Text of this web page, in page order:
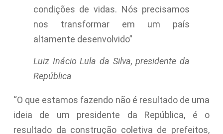
condições de vidas. Nós precisamos
nos transformar em um país
altamente desenvolvido”
Luiz Inácio Lula da Silva, presidente da
República
“O que estamos fazendo não é resultado de uma
ideia de um presidente da República, é o
resultado da construção coletiva de prefeitos,